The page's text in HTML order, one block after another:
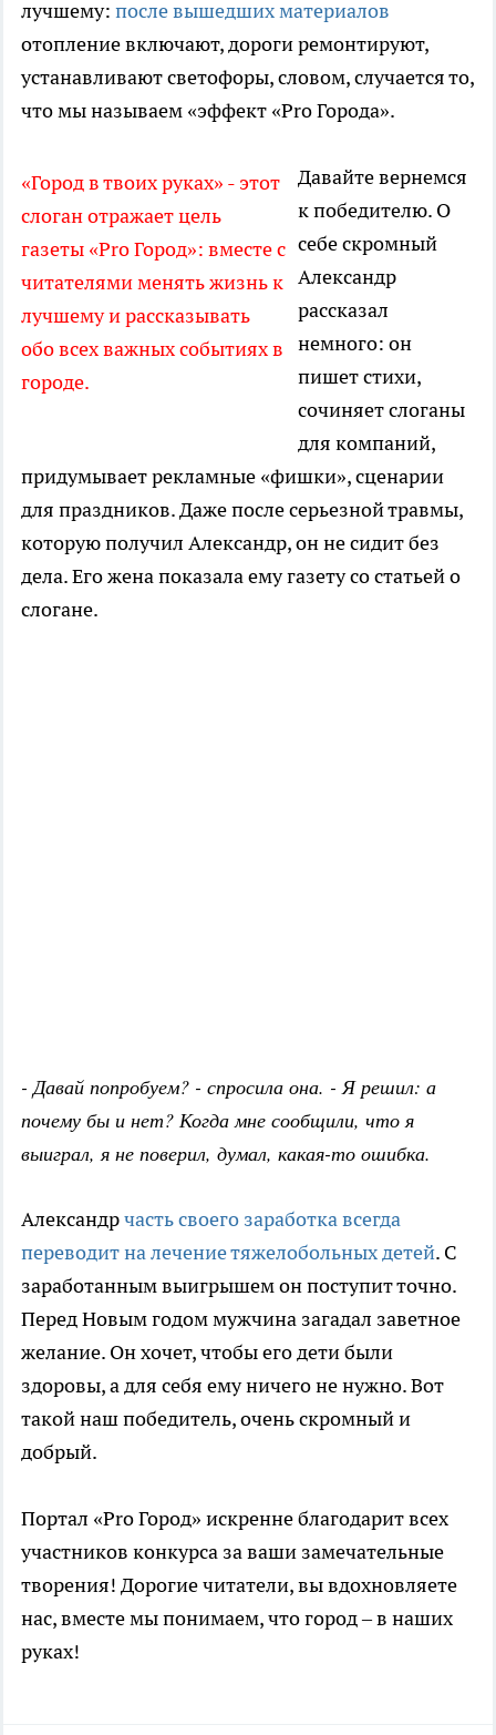
лучшему: после вышедших материалов
отопление включают, дороги ремонтируют,
устанавливают светофоры, словом, случается то,
что мы называем «эффект «Pro Города».
«Город в твоих руках» - этот
слоган отражает цель
газеты «Pro Город»: вместе с
читателями менять жизнь к
лучшему и рассказывать
обо всех важных событиях в
городе.
Давайте вернемся
к победителю. О
себе скромный
Александр
рассказал
немного: он
пишет стихи,
сочиняет слоганы
для компаний,
придумывает рекламные «фишки», сценарии
для праздников. Даже после серьезной травмы,
которую получил Александр, он не сидит без
дела. Его жена показала ему газету со статьей о
слогане.
- Давай попробуем? - спросила она. - Я решил: а
почему бы и нет? Когда мне сообщили, что я
выиграл, я не поверил, думал, какая-то ошибка.
Александрчасть своего заработка всегда
переводит на лечение тяжелобольных детей. С
заработанным выигрышем он поступит точно.
Перед Новым годом мужчина загадал заветное
желание. Он хочет, чтобы его дети были
здоровы, а для себя ему ничего не нужно. Вот
такой наш победитель, очень скромный и
добрый.
Портал «Pro Город» искренне благодарит всех
участников конкурса за ваши замечательные
творения! Дорогие читатели, вы вдохновляете
нас, вместе мы понимаем, что город – в наших
руках!